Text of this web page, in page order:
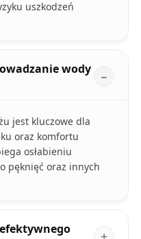
uszkodzeń
wody
jest kluczowe dla
oraz komfortu
osłabieniu
pęknięć oraz innych